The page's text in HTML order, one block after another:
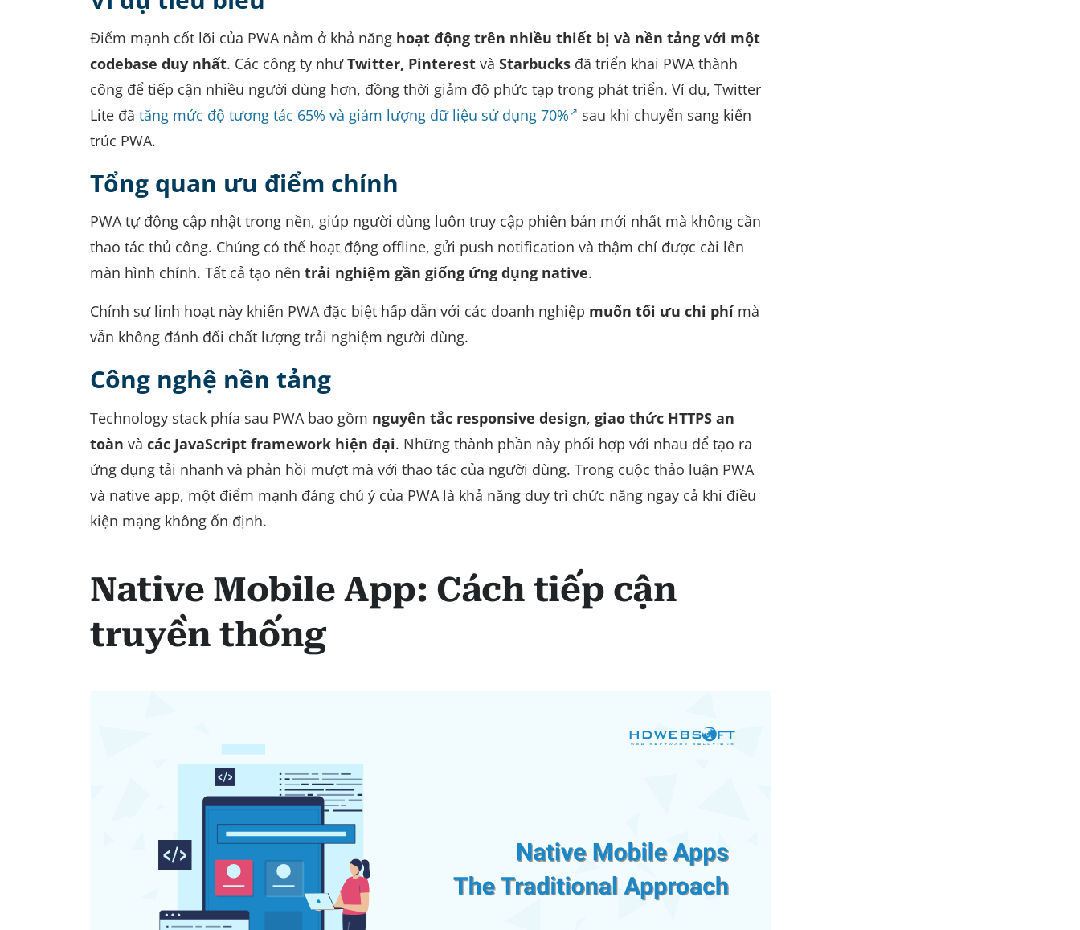
Điểm mạnh cốt lõi của PWA nằm ở khả năng hoạt động trên nhiều thiết bị và nền tảng với một
codebase duy nhất. Các công ty nhưTwitter, Pinterest và Starbucks đã triển khai PWA thành
công để tiếp cận nhiều người dùng hơn, đồng thời giảm độ phức tạp trong phát triển. Ví dụ, Twitter
Lite đã tăng mức độ tương tác 65% và giảm lượng dữ liệu sử dụng 70%
sau khi chuyển sang kiến
trúc PWA.
Tổng quan ưu điểm chính
PWA tự động cập nhật trong nền, giúp người dùng luôn truy cập phiên bản mới nhất mà không cần
thao tác thủ công. Chúng có thể hoạt động offline, gửi push notification và thậm chí được cài lên
màn hình chính. Tất cả tạo nên trải nghiệm gần giống ứng dụng native.
Chính sự linh hoạt này khiến PWA đặc biệt hấp dẫn với các doanh nghiệp muốn tối ưu chi phí mà
vẫn không đánh đổi chất lượng trải nghiệm người dùng.
Công nghệ nền tảng
Technology stack phía sau PWA bao gồm nguyên tắc responsive design, giao thức HTTPS an
toàn và các JavaScript framework hiện đại. Những thành phần này phối hợp với nhau để tạo ra
ứng dụng tải nhanh và phản hồi mượt mà với thao tác của người dùng. Trong cuộc thảo luận PWA
và native app, một điểm mạnh đáng chú ý của PWA là khả năng duy trì chức năng ngay cả khi điều
kiện mạng không ổn định.
Native Mobile App: Cách tiếp cận
truyền thống